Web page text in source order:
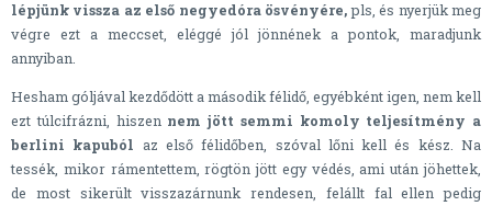
lépjünk vissza az első negyedóra ösvényére,pls, és nyerjük meg
végre ezt a meccset, eléggé jól jönnének a pontok, maradjunk
annyiban.
Hesham góljával kezdődött a második félidő, egyébként igen, nem kell
ezt túlcifrázni, hiszen nem jött semmi komoly teljesítmény a
berlini kapuból az első félidőben, szóval lőni kell és kész. Na
tessék, mikor rámentettem, rögtön jött egy védés, ami után jöhettek,
de most sikerült visszazárnunk rendesen, felállt fal ellen pedig